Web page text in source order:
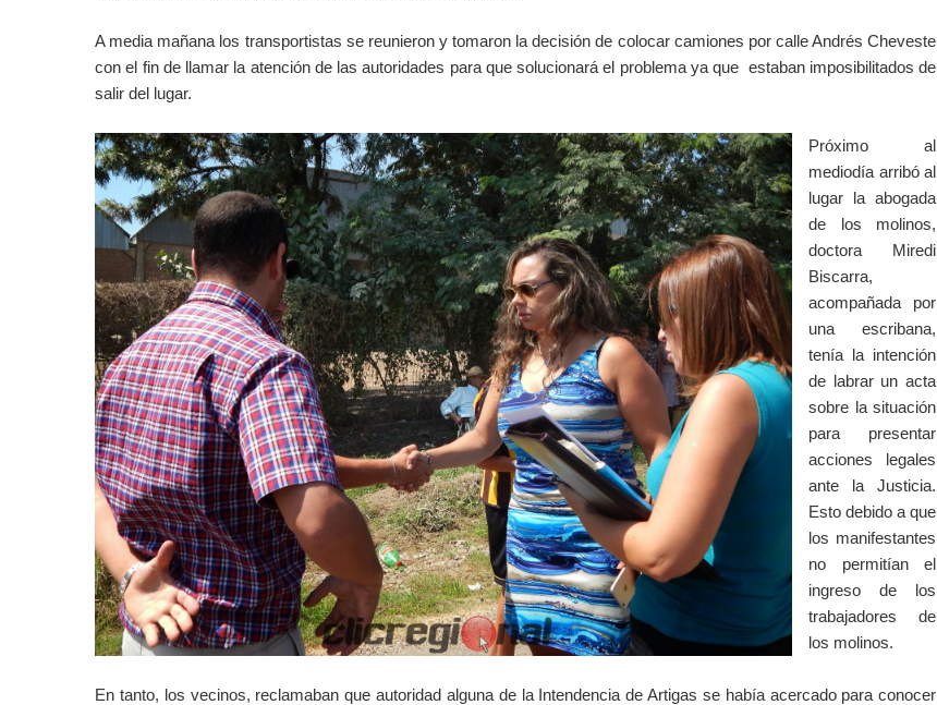
A media mañana los transportistas se reunieron y tomaron la decisión de colocar camiones por calle Andrés Cheveste
con el fin de llamar la atención de las autoridades para que solucionará el problema ya que estaban imposibilitados de
salir del lugar.
Próximo al
mediodía arribó al
lugar la abogada
de los molinos,
doctora Miredi
Biscarra,
acompañada por
una escribana,
tenía la intención
de labrar un acta
sobre la situación
para presentar
acciones legales
ante la Justicia.
Esto debido a que
los manifestantes
no permitían el
ingreso de los
trabajadores de
los molinos.
En tanto, los vecinos, reclamaban que autoridad alguna de la Intendencia de Artigas se había acercado para conocer